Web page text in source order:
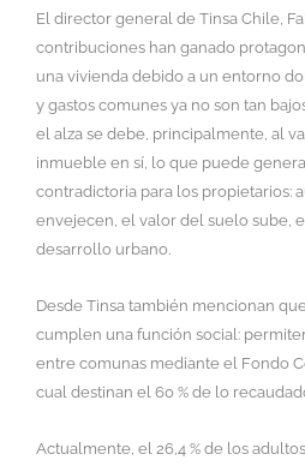
El director general de Tinsa Chile,
contribuciones han ganado
una vivienda debido a un entorno
y gastos comunes ya no son tan
el alza se debe, principalmente, al
inmueble en sí, lo que puede
contradictoria para los propietarios:
envejecen, el valor del suelo sube,
desarrollo urbano.
Desde Tinsa también mencionan
cumplen una función social:
entre comunas mediante el Fondo
cual destinan el 60 % de lo
Actualmente, el 26,4 % de los